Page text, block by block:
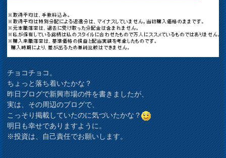
チョコチョコ。
ちょっと落ち着いたかな？
昨日ブログで新興市場の件を書きましたが、
実は、その周辺のブログで、
こっそり掲載していたのに気づいたかな？
明日も幸せでありますように。
※投資は、自己責任でお願いします。